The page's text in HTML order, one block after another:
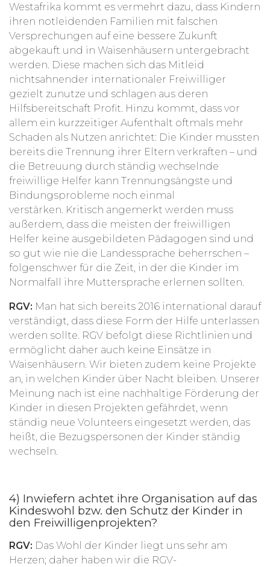
Westafrika kommt es vermehrt dazu, dass Kindern
ihren notleidenden Familien mit falschen
Versprechungen auf eine bessere Zukunft
abgekauft und in Waisenhäusern untergebracht
werden. Diese machen sich das Mitleid
nichtsahnender internationaler Freiwilliger
gezielt zunutze und schlagen aus deren
Hilfsbereitschaft Profit. Hinzu kommt, dass vor
allem ein kurzzeitiger Aufenthalt oftmals mehr
Schaden als Nutzen anrichtet: Die Kinder mussten
bereits die Trennung ihrer Eltern verkraften – und
die Betreuung durch ständig wechselnde
freiwillige Helfer kann Trennungsängste und
Bindungsprobleme noch einmal
verstärken. Kritisch angemerkt werden muss
außerdem, dass die meisten der freiwilligen
Helfer keine ausgebildeten Pädagogen sind und
so gut wie nie die Landessprache beherrschen –
folgenschwer für die Zeit, in der die Kinder im
Normalfall ihre Muttersprache erlernen sollten.
RGV: Man hat sich bereits 2016 international darauf
verständigt, dass diese Form der Hilfe unterlassen
werden sollte. RGV befolgt diese Richtlinien und
ermöglicht daher auch keine Einsätze in
Waisenhäusern. Wir bieten zudem keine Projekte
an, in welchen Kinder über Nacht bleiben. Unserer
Meinung nach ist eine nachhaltige Förderung der
Kinder in diesen Projekten gefährdet, wenn
ständig neue Volunteers eingesetzt werden, das
heißt, die Bezugspersonen der Kinder ständig
wechseln.
4) Inwiefern achtet ihre Organisation auf das
Kindeswohl bzw. den Schutz der Kinder in
den Freiwilligenprojekten?
RGV: Das Wohl der Kinder liegt uns sehr am
Herzen; daher haben wir die RGV-